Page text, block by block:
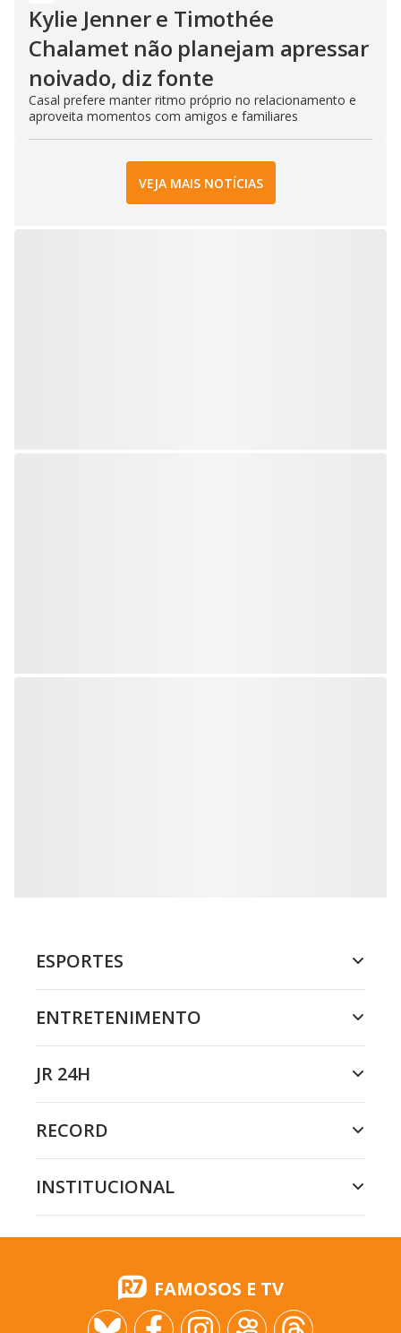
Kylie Jenner e Timothée
Chalamet não planejam apressar
noivado, diz fonte
Casal prefere manter ritmo próprio no relacionamento e
aproveita momentos com amigos e familiares
VEJA MAIS NOTÍCIAS
ESPORTES
ENTRETENIMENTO
JR 24H
RECORD
INSTITUCIONAL
FAMOSOS E TV